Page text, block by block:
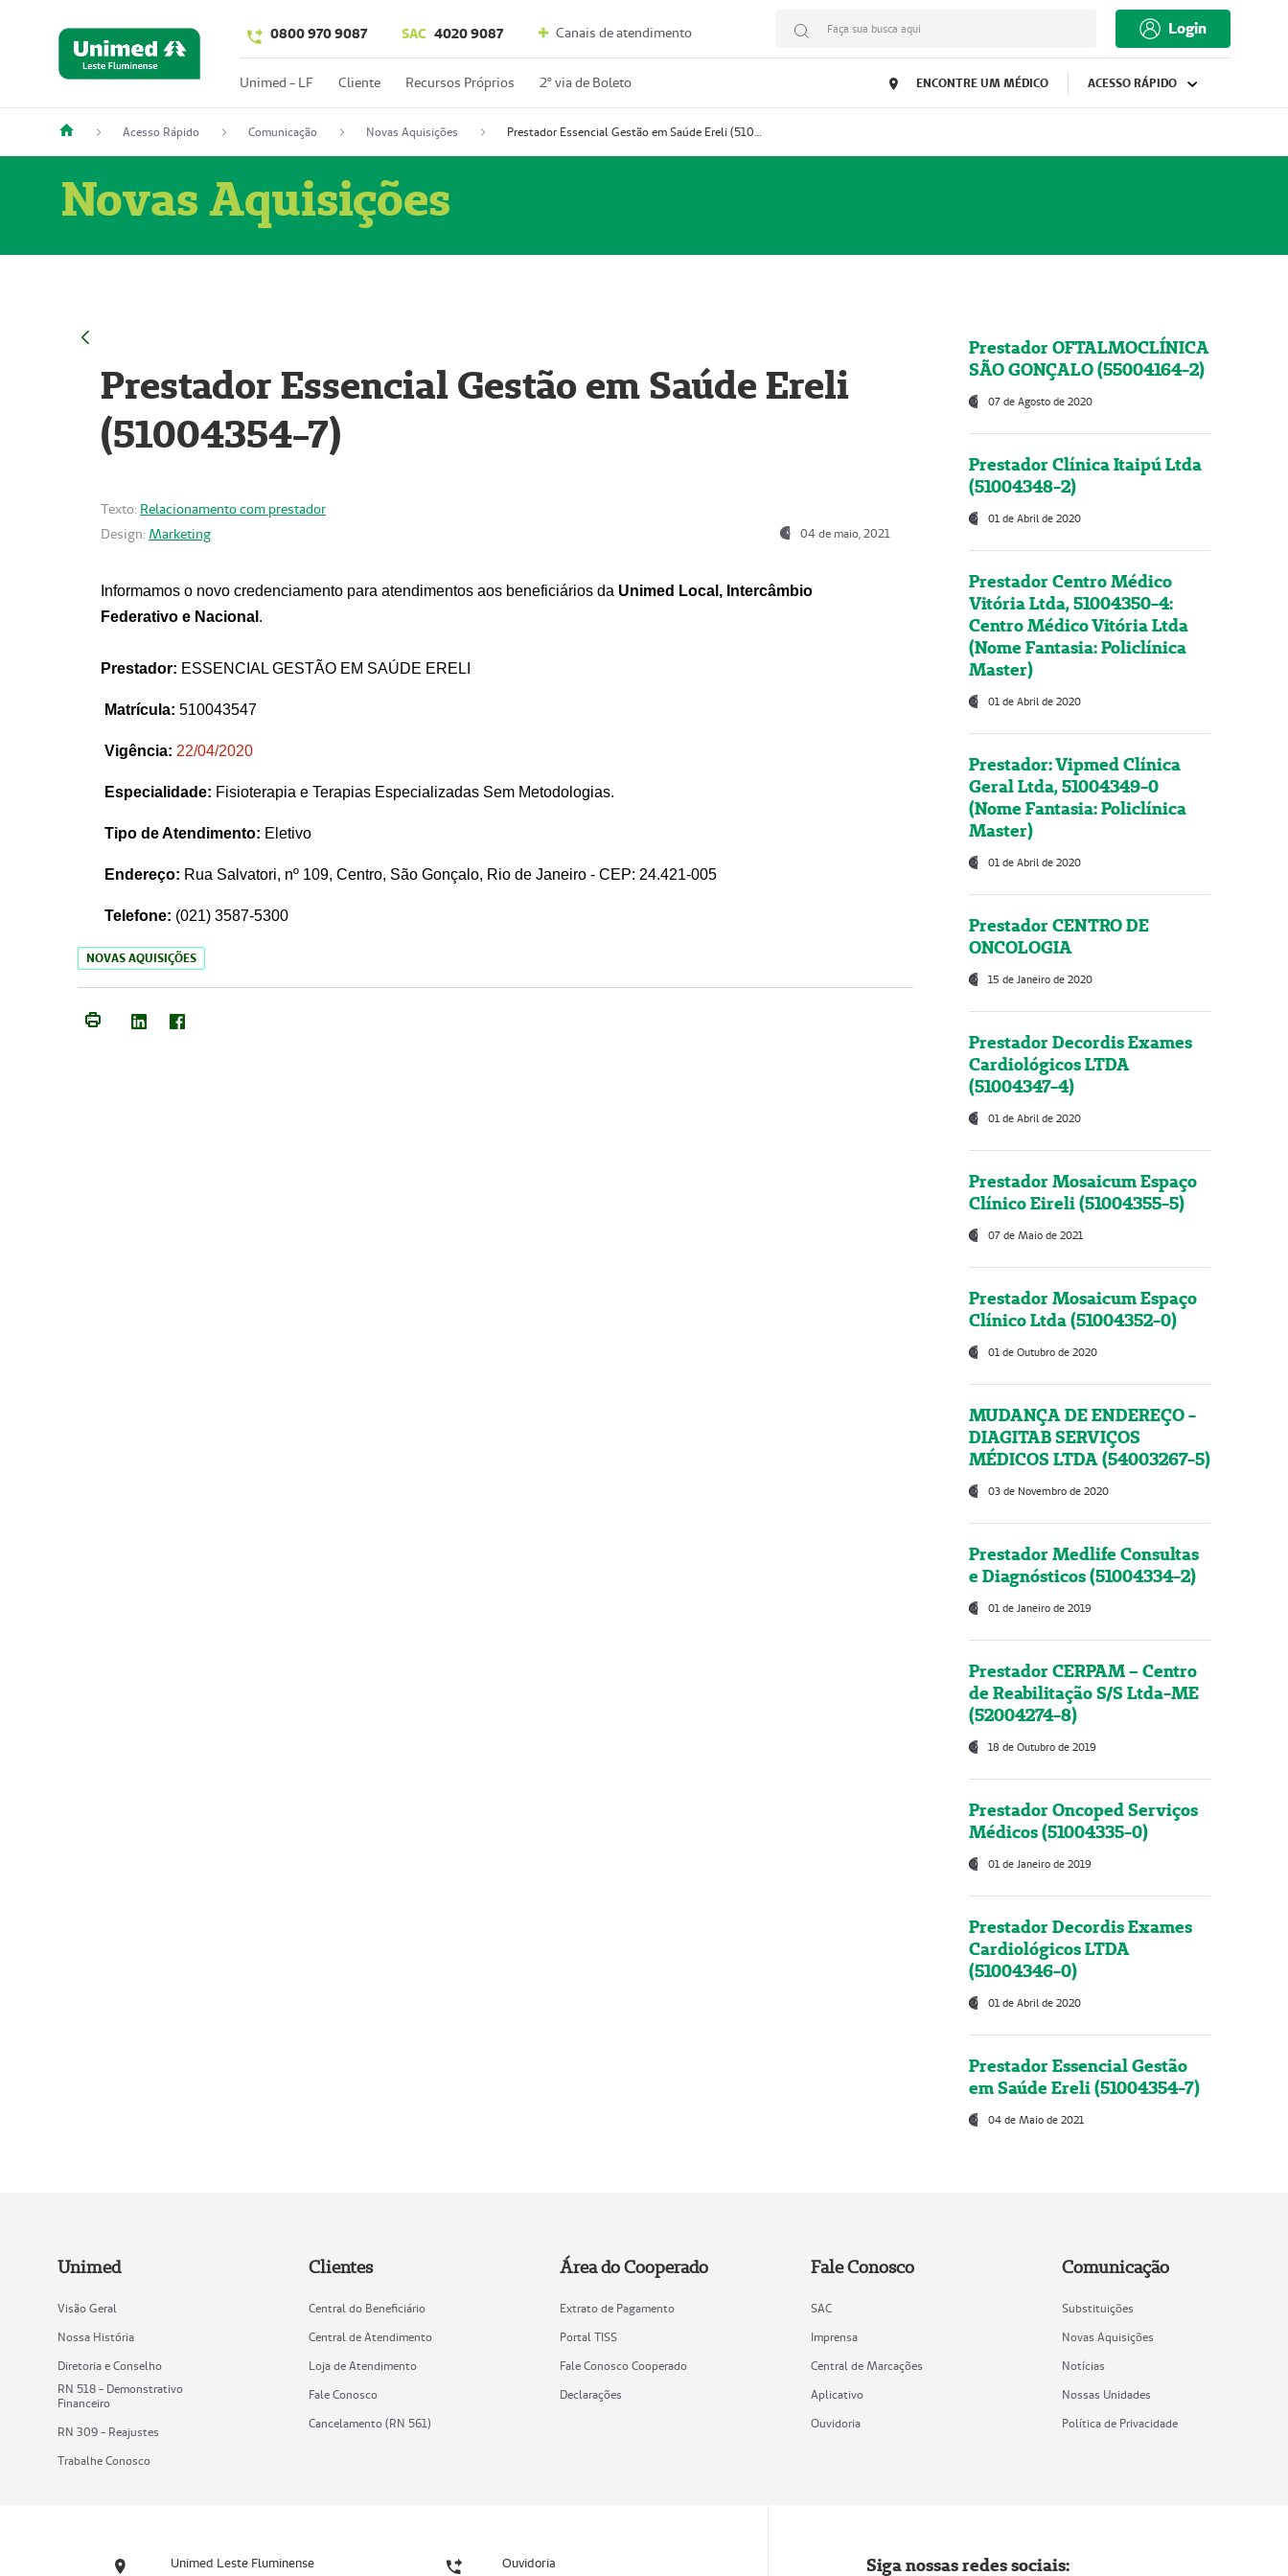
0800 970 9087 SAC 4020 9087 Canais de atendimento Faça sua busca aqui Login
Unimed - LF Cliente Recursos Próprios 2º via de Boleto ENCONTRE UM MÉDICO ACESSO RÁPIDO
Acesso Rápido Comunicação Novas Aquisições Prestador Essencial Gestão em Saúde Ereli (51004354-7)
Novas Aquisições
Prestador Essencial Gestão em Saúde Ereli
(51004354-7)
Texto: Relacionamento com prestador
Design: Marketing 04 de maio, 2021
Informamos o novo credenciamento para atendimentos aos beneficiários da Unimed Local, Intercâmbio
Federativo e Nacional .
Prestador: ESSENCIAL GESTÃO EM SAÚDE ERELI
Matrícula: 510043547
Vigência: 22/04/2020
Especialidade: Fisioterapia e Terapias Especializadas Sem Metodologias.
Tipo de Atendimento: Eletivo
Endereço: Rua Salvatori, nº 109, Centro, São Gonçalo, Rio de Janeiro - CEP: 24.421-005
Telefone: (021) 3587-5300
NOVAS AQUISIÇÕES
Prestador OFTALMOCLÍNICA
SÃO GONÇALO (55004164-2)
07 de Agosto de 2020
Prestador Clínica Itaipú Ltda
(51004348-2)
01 de Abril de 2020
Prestador Centro Médico
Vitória Ltda, 51004350-4:
Centro Médico Vitória Ltda
(Nome Fantasia: Policlínica
Master)
01 de Abril de 2020
Prestador: Vipmed Clínica
Geral Ltda, 51004349-0
(Nome Fantasia: Policlínica
Master)
01 de Abril de 2020
Prestador CENTRO DE
ONCOLOGIA
15 de Janeiro de 2020
Prestador Decordis Exames
Cardiológicos LTDA
(51004347-4)
01 de Abril de 2020
Prestador Mosaicum Espaço
Clínico Eireli (51004355-5)
07 de Maio de 2021
Prestador Mosaicum Espaço
Clínico Ltda (51004352-0)
01 de Outubro de 2020
MUDANÇA DE ENDEREÇO -
DIAGITAB SERVIÇOS
MÉDICOS LTDA (54003267-5)
03 de Novembro de 2020
Prestador Medlife Consultas
e Diagnósticos (51004334-2)
01 de Janeiro de 2019
Prestador CERPAM – Centro
de Reabilitação S/S Ltda-ME
(52004274-8)
18 de Outubro de 2019
Prestador Oncoped Serviços
Médicos (51004335-0)
01 de Janeiro de 2019
Prestador Decordis Exames
Cardiológicos LTDA
(51004346-0)
01 de Abril de 2020
Prestador Essencial Gestão
em Saúde Ereli (51004354-7)
04 de Maio de 2021
Unimed
Visão Geral
Nossa História
Diretoria e Conselho
RN 518 - Demonstrativo
Financeiro
RN 309 - Reajustes
Trabalhe Conosco
Clientes
Central do Beneficiário
Central de Atendimento
Loja de Atendimento
Fale Conosco
Cancelamento (RN 561)
Área do Cooperado
Extrato de Pagamento
Portal TISS
Fale Conosco Cooperado
Declarações
Fale Conosco
SAC
Imprensa
Central de Marcações
Aplicativo
Ouvidoria
Comunicação
Substituições
Novas Aquisições
Notícias
Nossas Unidades
Política de Privacidade
Unimed Leste Fluminense Ouvidoria Siga nossas redes sociais: